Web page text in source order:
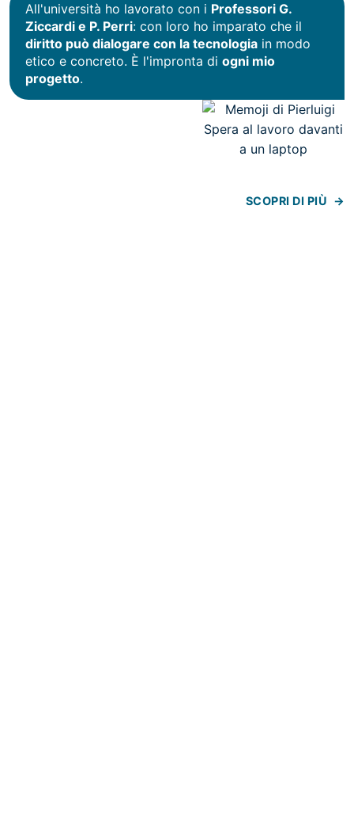
All'università ho lavorato con i Professori G.
Ziccardi e P. Perri: con loro ho imparato che il
diritto può dialogare con la tecnologia in modo
etico e concreto. È l'impronta di ogni mio
progetto.
SCOPRI DI PIÙ